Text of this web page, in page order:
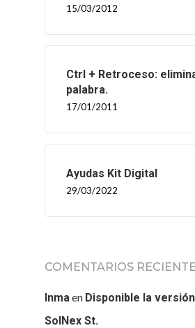
15/03/2012
Ctrl + Retroceso:
palabra.
17/01/2011
Ayudas Kit Digital
29/03/2022
COMENTARIOS
Inmaen Disponible la
SolNex St.